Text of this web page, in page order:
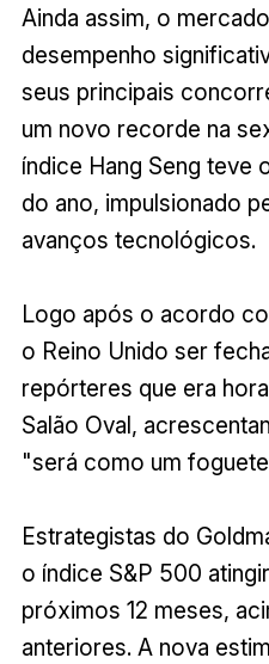
Ainda assim, o
desempenho
seus principais
um novo recorde na
índice Hang Seng teve
do ano, impulsionado
avanços tecnológicos.
Logo após o acordo
o Reino Unido ser
repórteres que era
Salão Oval,
"será como um
Estrategistas do
o índice S&P 500
próximos 12 meses,
anteriores. A nova